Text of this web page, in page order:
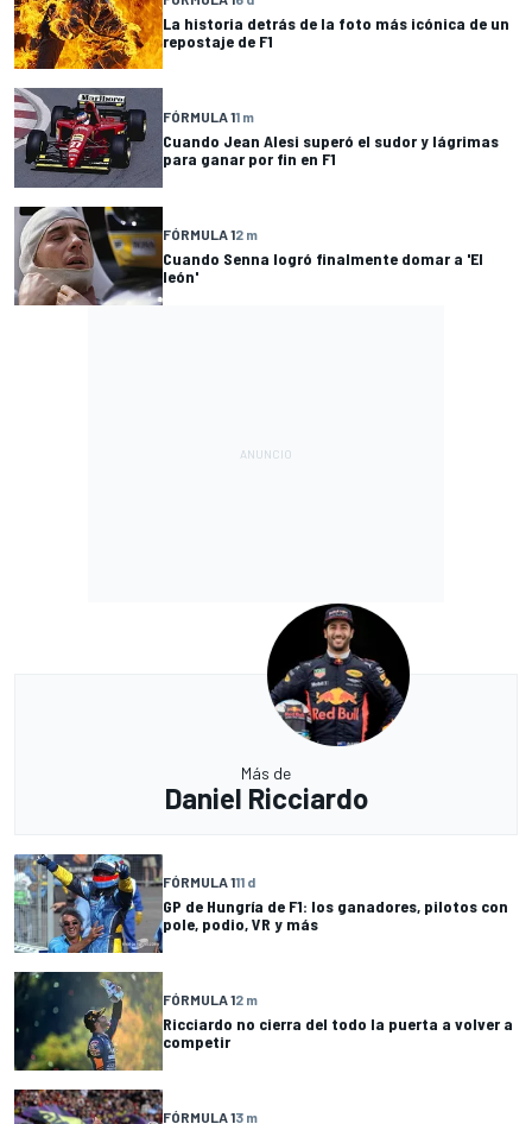
La historia detrás de la foto más icónica de un
repostaje de F1
FÓRMULA 11 m
Cuando Jean Alesi superó el sudor y lágrimas
para ganar por fin en F1
FÓRMULA 12 m
Cuando Senna logró finalmente domar a 'El
león'
Más de
Daniel Ricciardo
FÓRMULA 111 d
GP de Hungría de F1: los ganadores, pilotos con
pole, podio, VR y más
FÓRMULA 12 m
Ricciardo no cierra del todo la puerta a volver a
competir
FÓRMULA 13 m